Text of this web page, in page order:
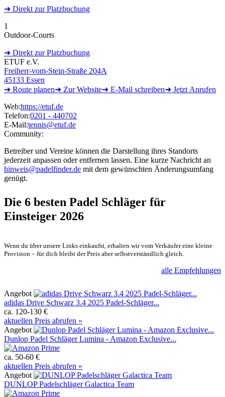
➜ Direkt zur Platzbuchung
1
Outdoor-Courts
➜ Direkt zur Platzbuchung
ETUF e.V.
Freiherr-vom-Stein-Straße 204A
45133 Essen
➜ Route planen➜ ZurWebsite➜ E-Mail schreiben➜ Jetzt Anrufen
Web:https://etuf.de
Telefon:0201 - 440702
E-Mail:tennis@etuf.de
Community:
Betreiber und Vereine können die Darstellung ihres Standorts
jederzeit anpassen oder entfernen lassen. Eine kurze Nachricht an
hinweis@padelfinder.de mit dem gewünschten Änderungsumfang
genügt.
Die 6 besten Padel Schläger für
Einsteiger 2026
Wenn du über unsere Links einkaufst, erhalten wir vom Verkäufer eine kleine
Provision – für dich bleibt der Preis aber selbstverständlich gleich.
alle Empfehlungen
Angebot
adidas Drive Schwarz 3.4 2025 Padel-Schläger...
ca. 120-130 €
aktuellen Preis abrufen »
Angebot
Dunlop Padel Schläger Lumina - Amazon Exclusive...
ca. 50-60 €
aktuellen Preis abrufen »
Angebot
DUNLOP Padelschläger Galactica Team